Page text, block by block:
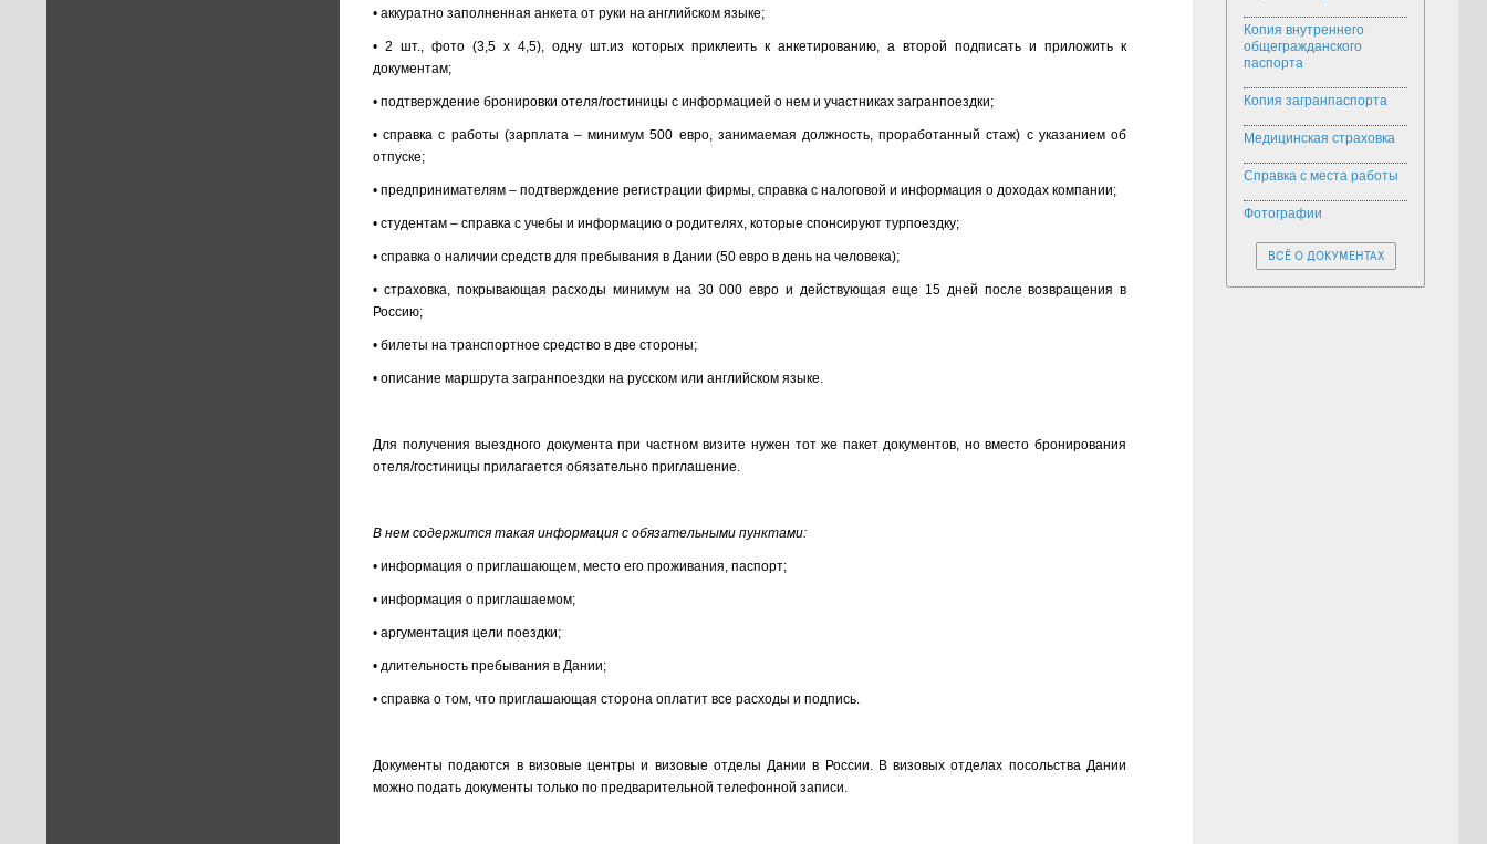
• аккуратно заполненная анкета от руки на английском языке;
• 2 шт., фото (3,5 х 4,5), одну шт.из которых приклеить к анкетированию, а второй подписать и приложить к
документам;
• подтверждение бронировки отеля/гостиницы с информацией о нем и участниках загранпоездки;
• справка с работы (зарплата – минимум 500 евро, занимаемая должность, проработанный стаж) с указанием об
отпуске;
• предпринимателям – подтверждение регистрации фирмы, справка с налоговой и информация о доходах компании;
• студентам – справка с учебы и информацию о родителях, которые спонсируют турпоездку;
• справка о наличии средств для пребывания в Дании (50 евро в день на человека);
• страховка, покрывающая расходы минимум на 30 000 евро и действующая еще 15 дней после возвращения в
Россию;
• билеты на транспортное средство в две стороны;
• описание маршрута загранпоездки на русском или английском языке.
Для получения выездного документа при частном визите нужен тот же пакет документов, но вместо бронирования
отеля/гостиницы прилагается обязательно приглашение.
В нем содержится такая информация с обязательными пунктами:
• информация о приглашающем, место его проживания, паспорт;
• информация о приглашаемом;
• аргументация цели поездки;
• длительность пребывания в Дании;
• справка о том, что приглашающая сторона оплатит все расходы и подпись.
Документы подаются в визовые центры и визовые отделы Дании в России. В визовых отделах посольства Дании
можно подать документы только по предварительной телефонной записи.
Копия внутреннего
общегражданского
паспорта
Копия загранпаспорта
Медицинская страховка
Справка с места работы
Фотографии
ВСЁ О ДОКУМЕНТАХ